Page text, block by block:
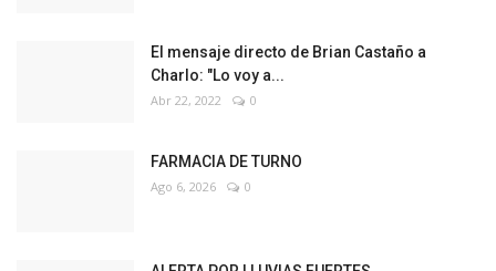
El mensaje directo de Brian Castaño a
Charlo: "Lo voy a...
Abr 22, 2022 0
FARMACIA DE TURNO
Ago 6, 2026 0